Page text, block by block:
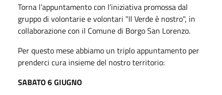
Torna l’appuntamento con l’iniziativa promossa dal
gruppo di volontarie e volontari "Il Verde è nostro", in
collaborazione con il Comune di Borgo San Lorenzo.
Per questo mese abbiamo un triplo appuntamento per
prenderci cura insieme del nostro territorio:
SABATO6 GIUGNO